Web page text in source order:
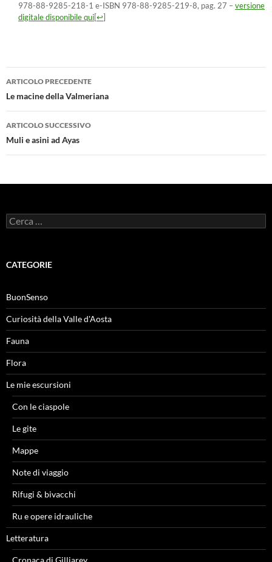
978-88-9285-218-1 e-ISBN 978-88-9285-219-8, pag. 27 –versione
digitale disponibile qui[↩]
Navigazione
articolo
ARTICOLO PRECEDENTE
Le macine della Valmeriana
ARTICOLO SUCCESSIVO
Muli e asini ad Ayas
Ricerca
per:
CATEGORIE
BuonSenso
Curiosità della Valle d'Aosta
Fauna
Flora
Le mie escursioni
Con le ciaspole
Le gite
Mappe
Note di viaggio
Rifugi & bivacchi
Ru e opere idrauliche
Letteratura